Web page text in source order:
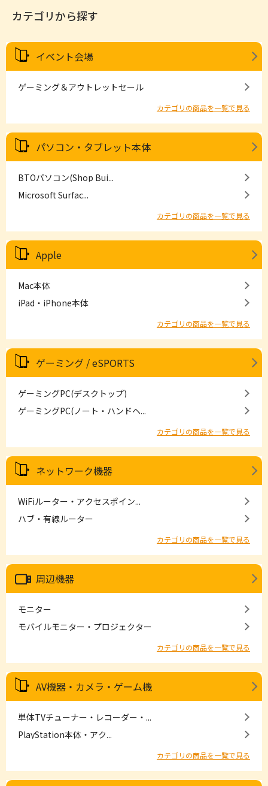
カテゴリから探す
イベント会場
ゲーミング＆アウトレットセール
カテゴリの商品を一覧で見る
パソコン・タブレット本体
BTOパソコン(Shop Bui...
Microsoft Surfac...
カテゴリの商品を一覧で見る
Apple
Mac本体
iPad・iPhone本体
カテゴリの商品を一覧で見る
ゲーミング / eSPORTS
ゲーミングPC(デスクトップ)
ゲーミングPC(ノート・ハンドヘ...
カテゴリの商品を一覧で見る
ネットワーク機器
WiFiルーター・アクセスポイン...
ハブ・有線ルーター
カテゴリの商品を一覧で見る
周辺機器
モニター
モバイルモニター・プロジェクター
カテゴリの商品を一覧で見る
AV機器・カメラ・ゲーム機
単体TVチューナー・レコーダー・...
PlayStation本体・アク...
カテゴリの商品を一覧で見る